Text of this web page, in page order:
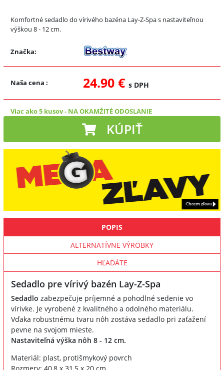
Komfortné sedadlo do vírivého bazéna Lay-Z-Spa s nastaviteľnou
výškou 8 - 12 cm.
Značka:
Naša cena : 24.90 € s DPH
Viac ako 5 kusov- NA OKAMŽITÉ ODOSLANIE
KÚPIŤ
POPIS
ALTERNATÍVNE VÝROBKY
HĽADÁTE
Sedadlo pre vírivý bazén Lay-Z-Spa
Sedadlo zabezpečuje príjemné a pohodlné sedenie vo
vírivke. Je vyrobené z kvalitného a odolného materiálu.
Vďaka robustnému tvaru nôh zostáva sedadlo pri zaťažení
pevne na svojom mieste.
Nastaviteľná výška nôh 8 - 12 cm.
Materiál: plast, protišmykový povrch
Rozmery: 40,8 x 31,5 x 20 cm